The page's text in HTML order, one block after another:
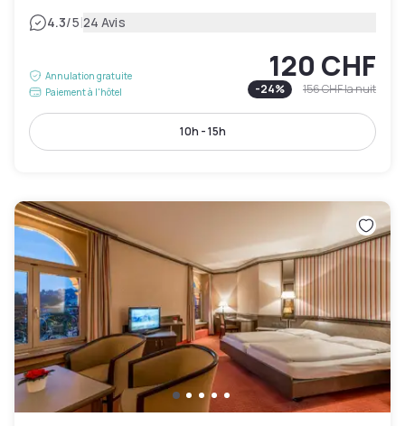
4.3/5|24 Avis
Annulation gratuite
Paiement à l'hôtel
120 CHF
-24% 156 CHFla nuit
10h - 15h